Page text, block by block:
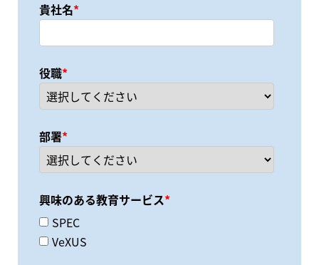
貴社名*
役職*
部署*
興味のある教育サービス*
SPEC
VeXUS